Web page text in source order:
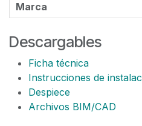
Marca
Descargables
Ficha técnica
Instrucciones de
Despiece
Archivos BIM/CAD